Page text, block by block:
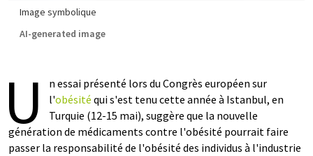
Image symbolique
AI-generated image
U
n essai présenté lors du Congrès européen sur
l'obésité qui s'est tenu cette année à Istanbul, en
Turquie (12-15 mai), suggère que la nouvelle
génération de médicaments contre l'obésité pourrait faire
passer la responsabilité de l'obésité des individus à l'industrie